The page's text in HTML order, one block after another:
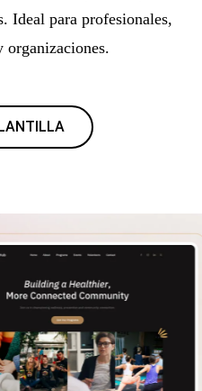
Ideal para profesionales,
organizaciones.